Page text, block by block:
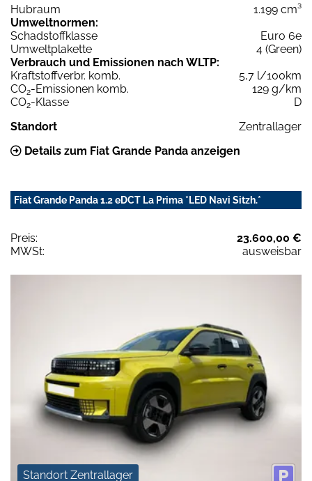
Hubraum
1.199 cm³
Umweltnormen:
Schadstoffklasse
Euro 6e
Umweltplakette
4 (Green)
Verbrauch und Emissionen nach WLTP:
Kraftstoffverbr. komb.
5,7 l/100km
CO2-Emissionen komb.
129 g/km
CO2-Klasse
D
Standort
Zentrallager
Details zum Fiat Grande Panda anzeigen
Fiat Grande Panda 1.2 eDCT La Prima *LED Navi Sitzh.*
Preis:
23.600,00 €
MWSt:
ausweisbar
Standort Zentrallager